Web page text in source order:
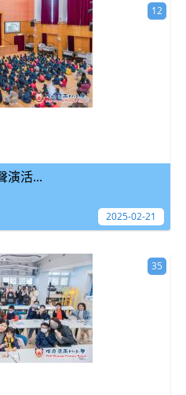
演活...
12
2025-02-21
35